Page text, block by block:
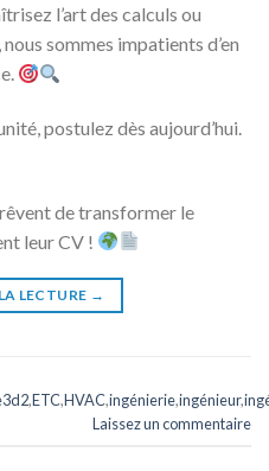
l’art des calculs ou
sommes impatients d’en
postulez dès aujourd’hui.
de transformer le
leur CV !
LECTURE →
,ETC,HVAC,ingénierie,ingénieur,
Laissez un commentaire